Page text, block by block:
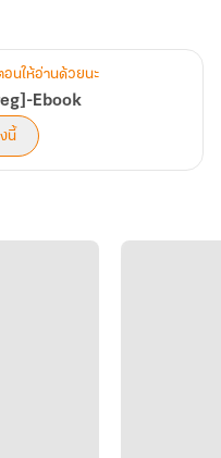
อนให้อ่านด้วยนะ
Ebook
นี้